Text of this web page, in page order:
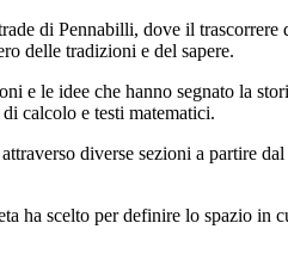
di Pennabilli, dove il trascorrere
delle tradizioni e del sapere.
idee che hanno segnato la
calcolo e testi matematici.
diverse sezioni a partire
scelto per definire lo spazio in